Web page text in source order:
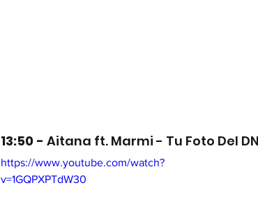
13:50 - Aitana ft. Marmi - Tu Foto Del
https://www.youtube.com/watch?
v=1GQPXPTdW30